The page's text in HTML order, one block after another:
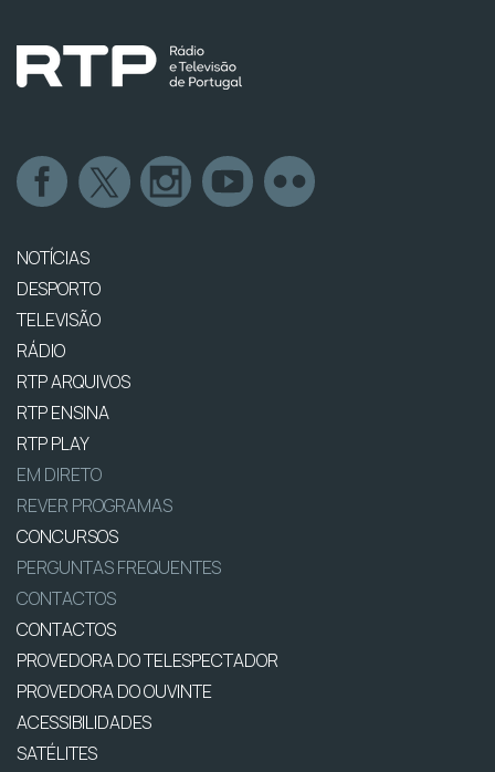
NOTÍCIAS
DESPORTO
TELEVISÃO
RÁDIO
RTP ARQUIVOS
RTP ENSINA
RTP PLAY
EM DIRETO
REVER PROGRAMAS
CONCURSOS
PERGUNTAS FREQUENTES
CONTACTOS
CONTACTOS
PROVEDORA DO TELESPECTADOR
PROVEDORA DO OUVINTE
ACESSIBILIDADES
SATÉLITES